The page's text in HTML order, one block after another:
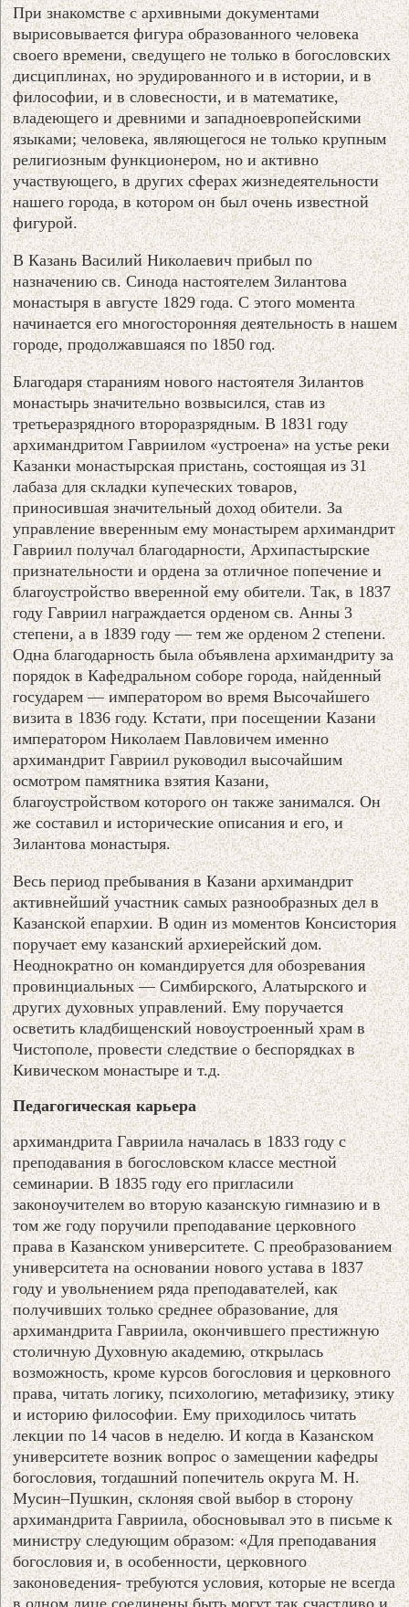
При знакомстве с архивными документами
вырисовывается фигура образованного человека
своего времени, сведущего не только в богословских
дисциплинах, но эрудированного и в истории, и в
философии, и в словесности, и в математике,
владеющего и древними и западноевропейскими
языками; человека, являющегося не только крупным
религиозным функционером, но и активно
участвующего, в других сферах жизнедеятельности
нашего города, в котором он был очень известной
фигурой.
В Казань Василий Николаевич прибыл по
назначению св. Синода настоятелем Зилантова
монастыря в августе 1829 года. С этого момента
начинается его многосторонняя деятельность в нашем
городе, продолжавшаяся по 1850 год.
Благодаря стараниям нового настоятеля Зилантов
монастырь значительно возвысился, став из
третьеразрядного второразрядным. В 1831 году
архимандритом Гавриилом «устроена» на устье реки
Казанки монастырская пристань, состоящая из 31
лабаза для складки купеческих товаров,
приносившая значительный доход обители. За
управление вверенным ему монастырем архимандрит
Гавриил получал благодарности, Архипастырские
признательности и ордена за отличное попечение и
благоустройство вверенной ему обители. Так, в 1837
году Гавриил награждается орденом св. Анны 3
степени, а в 1839 году — тем же орденом 2 степени.
Одна благодарность была объявлена архимандриту за
порядок в Кафедральном соборе города, найденный
государем — императором во время Высочайшего
визита в 1836 году. Кстати, при посещении Казани
императором Николаем Павловичем именно
архимандрит Гавриил руководил высочайшим
осмотром памятника взятия Казани,
благоустройством которого он также занимался. Он
же составил и исторические описания и его, и
Зилантова монастыря.
Весь период пребывания в Казани архимандрит
активнейший участник самых разнообразных дел в
Казанской епархии. В один из моментов Консистория
поручает ему казанский архиерейский дом.
Неоднократно он командируется для обозревания
провинциальных — Симбирского, Алатырского и
других духовных управлений. Ему поручается
осветить кладбищенский новоустроенный храм в
Чистополе, провести следствие о беспорядках в
Кивическом монастыре и т.д.
Педагогическая карьера
архимандрита Гавриила началась в 1833 году с
преподавания в богословском классе местной
семинарии. В 1835 году его пригласили
законоучителем во вторую казанскую гимназию и в
том же году поручили преподавание церковного
права в Казанском университете. С преобразованием
университета на основании нового устава в 1837
году и увольнением ряда преподавателей, как
получивших только среднее образование, для
архимандрита Гавриила, окончившего престижную
столичную Духовную академию, открылась
возможность, кроме курсов богословия и церковного
права, читать логику, психологию, метафизику, этику
и историю философии. Ему приходилось читать
лекции по 14 часов в неделю. И когда в Казанском
университете возник вопрос о замещении кафедры
богословия, тогдашний попечитель округа М. Н.
Мусин–Пушкин, склоняя свой выбор в сторону
архимандрита Гавриила, обосновывал это в письме к
министру следующим образом: «Для преподавания
богословия и, в особенности, церковного
законоведения- требуются условия, которые не всегда
в одном лице соединены быть могут так счастливо и